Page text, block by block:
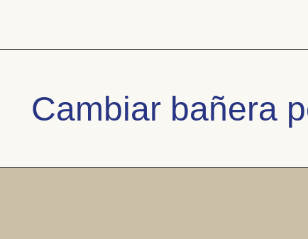
Cambiar bañera